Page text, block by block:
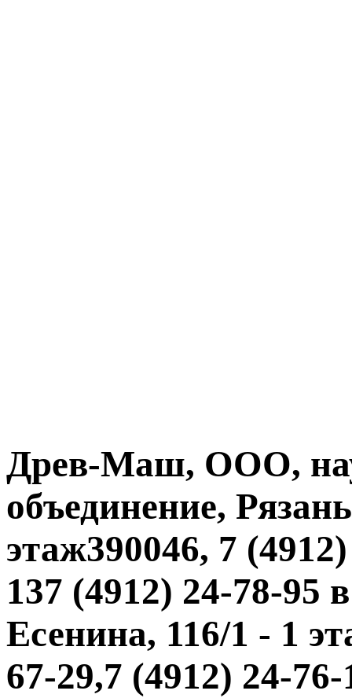
Древ-Маш, ООО,
объединение,
этаж390046, 7
137 (4912) 24-78-95
Есенина, 116/1 - 1
67-29,7 (4912) 24-